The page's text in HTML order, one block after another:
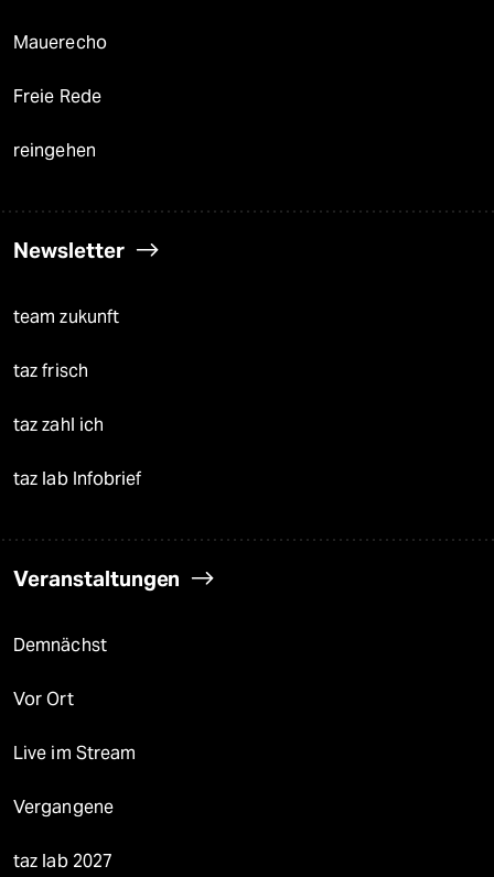
Mauerecho
Freie Rede
reingehen
Newsletter
team zukunft
taz frisch
taz zahl ich
taz lab Infobrief
Veranstaltungen
Demnächst
Vor Ort
Live im Stream
Vergangene
taz lab 2027